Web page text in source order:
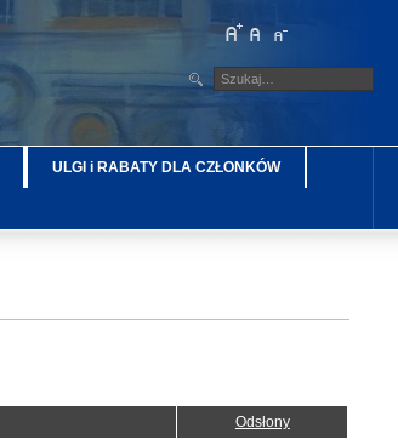
ULGI i RABATY DLA CZŁONKÓW
Odsłony